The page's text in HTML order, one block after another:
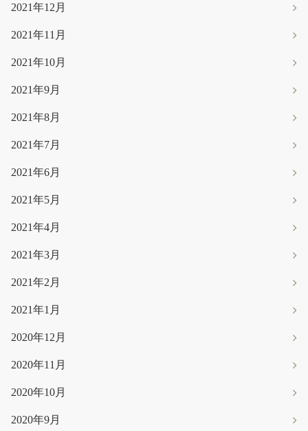
2021年12月
2021年11月
2021年10月
2021年9月
2021年8月
2021年7月
2021年6月
2021年5月
2021年4月
2021年3月
2021年2月
2021年1月
2020年12月
2020年11月
2020年10月
2020年9月